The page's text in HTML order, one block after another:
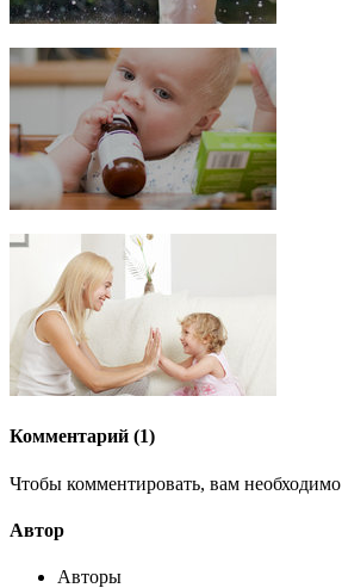
Комментарий (1)
Чтобы комментировать, вам необходимо
Автор
Авторы